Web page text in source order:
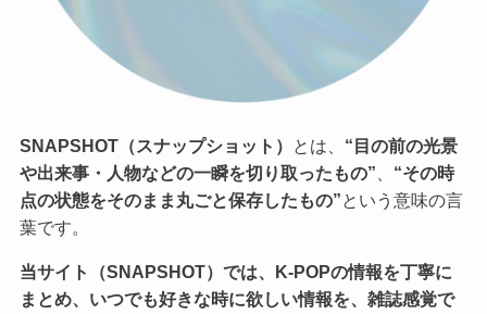
SNAPSHOT（スナップショット） とは、 “目の前の光景
や出来事・人物などの一瞬を切り取ったもの”
“その時
点の状態をそのまま丸ごと保存したもの” という意味の言
葉です。
当サイト（SNAPSHOT）では、K-POPの情報を丁寧に
まとめ、いつでも好きな時に欲しい情報を、雑誌感覚で